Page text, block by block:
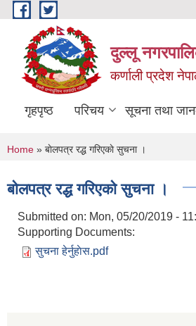
Skip to main content
दुल्लू
कर्णाली प्रदेश
गृहपृष्ठ परिचय सूचना तथा
You are here
Home » बाेलपत्र रद्ध गरिएकाे सुचना ।
बाेलपत्र रद्ध गरिएकाे सुचना ।
Submitted on: Mon, 05/20/2019 -
Supporting Documents:
सुचना हेर्नुहाेस.pdf